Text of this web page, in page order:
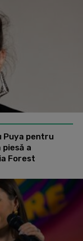
Puya pentru
piesă a
Forest